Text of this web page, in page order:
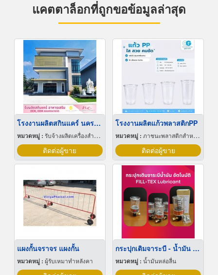
แคตตาล็อกที่ถูกขอข้อมูลล่าสุด
โรงงานผลิตสกินแคร์ นครปฐม
หมวดหมู่ : รับจ้างผลิตเครื่องสำอาง
ติดต่อผู้ขาย
โรงงานผลิตแก้วพลาสติกPP
หมวดหมู่ : ภาชนะพลาสติกสำหรับบรรจุ
ติดต่อผู้ขาย
แผงกั้นจราจร แผงกั้น
หมวดหมู่ : ผู้รับเหมาทำหลังคา
กระปุกเติมจาระบี - น้ำมัน อัตโนมัติ
หมวดหมู่ : น้ำมันหล่อลื่น